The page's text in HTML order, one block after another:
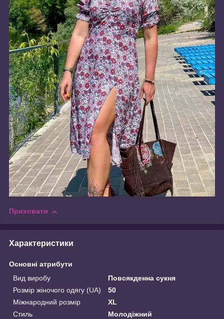
Приховати
Характеристики
Основні атрибути
Вид виробу
Повсякденна сукня
Розмір жіночого одягу (UA)
50
Міжнародний розмір
XL
Стиль
Молодіжний